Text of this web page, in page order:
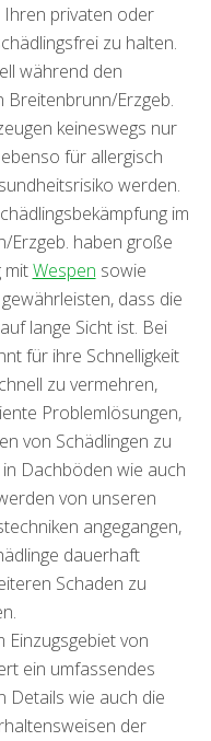
privaten oder
zu halten.
während den
Breitenbrunn/Erzgeb.
keineswegs nur
für allergisch
werden.
im
Erzgeb. haben große
mitWespen sowie
dass die
lange Sicht ist. Bei
für ihre Schnelligkeit
zu vermehren,
Problemlösungen,
von Schädlingen zu
Dachböden wie auch
von unseren
angegangen,
dauerhaft
Schaden zu
Einzugsgebiet von
ein umfassendes
Details wie auch die
der